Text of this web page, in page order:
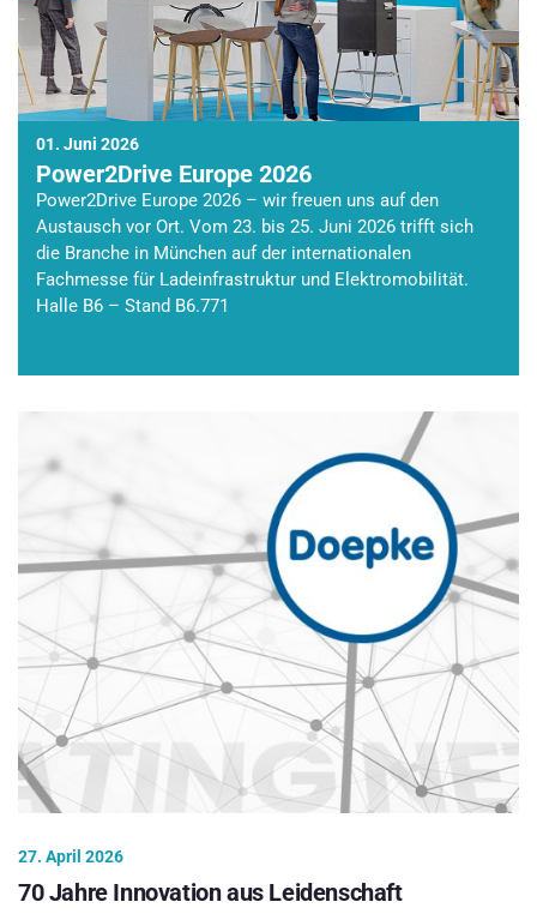
01. Juni 2026
Power2Drive Europe 2026
Power2Drive Europe 2026 – wir freuen uns auf den
Austausch vor Ort. Vom 23. bis 25. Juni 2026 trifft sich
die Branche in München auf der internationalen
Fachmesse für Ladeinfrastruktur und Elektromobilität.
Halle B6 – Stand B6.771
27. April 2026
70 Jahre Innovation aus Leidenschaft